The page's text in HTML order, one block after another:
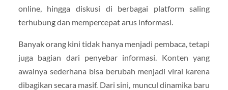
online, hingga diskusi di berbagai platform saling
terhubung dan mempercepat arus informasi.
Banyak orang kini tidak hanya menjadi pembaca, tetapi
juga bagian dari penyebar informasi. Konten yang
awalnya sederhana bisa berubah menjadi viral karena
dibagikan secara masif. Dari sini, muncul dinamika baru